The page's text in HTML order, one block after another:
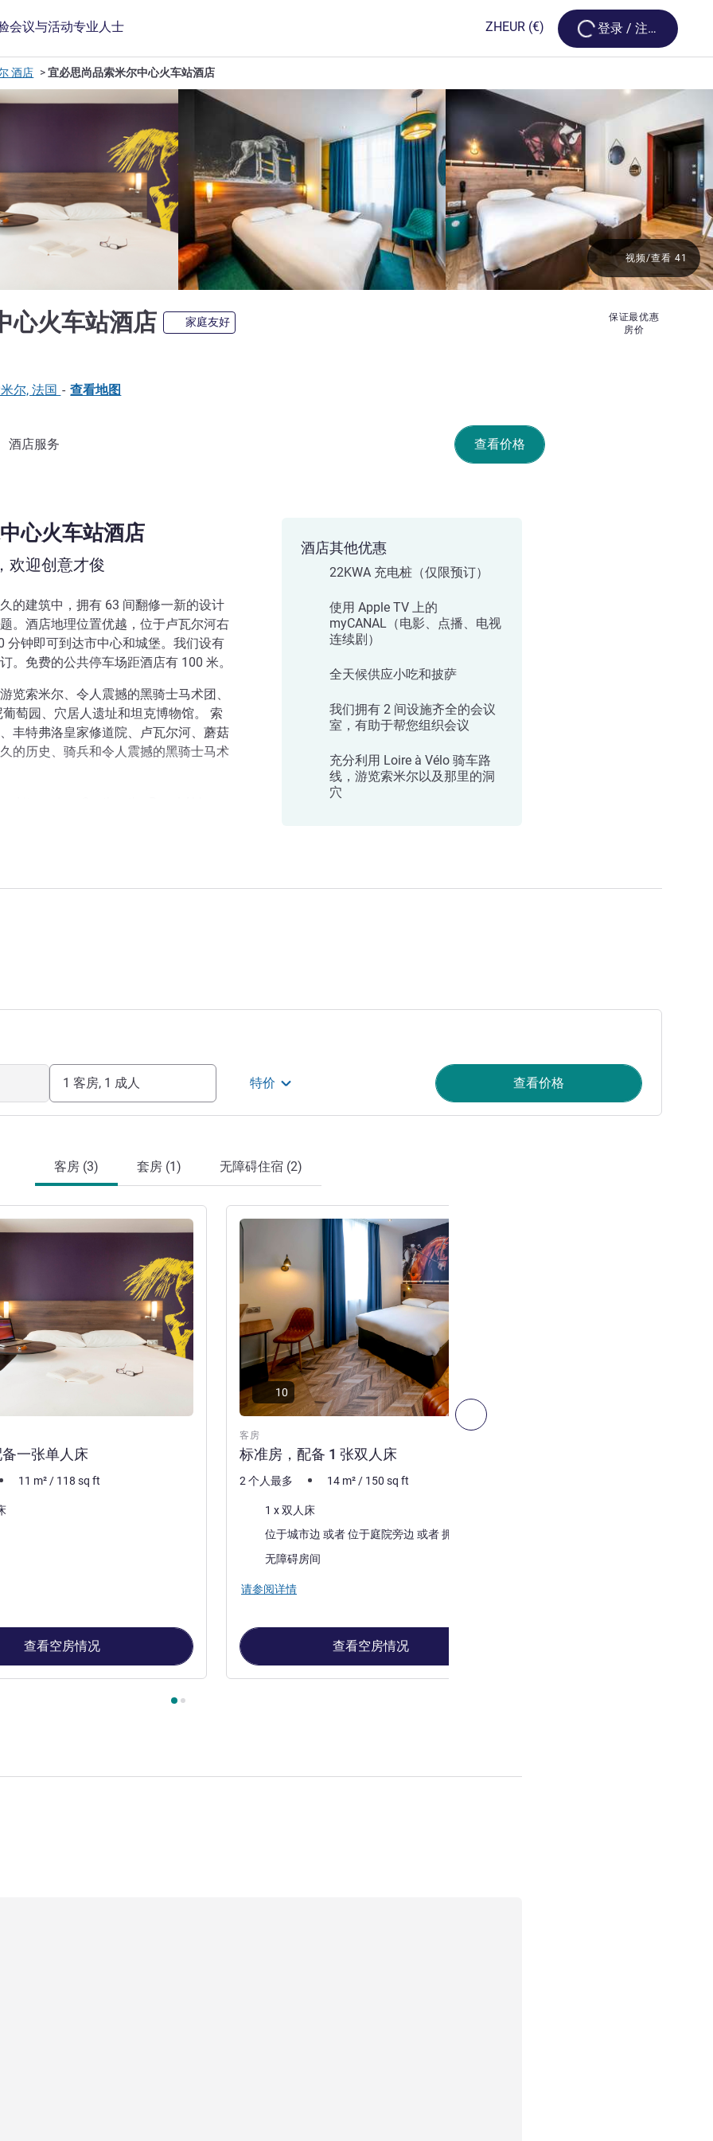
会议与活动专业人士 ZHEUR (€) Loading...
登录 / 注册
酒店 宜必思尚品索米尔中心火车站酒店
心火车站酒店 家庭友好
保证最优惠
房价
视频/查看 41
尔, 法国 - 查看地图
查看价格
酒店服务
心火车站酒店
欢迎创意才俊
的建筑中，拥有 63 间翻修一新的设计
。酒店地理位置优越，位于卢瓦尔河右
分钟即可到达市中心和城堡。我们设有
。免费的公共停车场距酒店有 100 米。
览索米尔、令人震撼的黑骑士马术团、
萄园、穴居人遗址和坦克博物馆。 索
丰特弗洛皇家修道院、卢瓦尔河、蘑菇
的历史、骑兵和令人震撼的黑骑士马术
酒店其他优惠
22KWA 充电桩（仅限预订）
使用 Apple TV 上的
myCANAL（电影、点播、电视
连续剧）
全天候供应小吃和披萨
我们拥有 2 间设施齐全的会议
室，有助于帮您组织会议
充分利用 Loire à Vélo 骑车路
线，游览索米尔以及那里的洞
穴
1 客房, 1 成人 特价 查看价格
客房 (3) 套房 (1) 无障碍住宿 (2)
下一个 - 客房
一张单人床
11 m² / 118 sq ft
查看空房情况
客房
标准房，配备 1 张双人床
请参阅详情
10
2 个人最多 14 m² / 150 sq ft
床上用品1 x 双人床
位于城市边 或者 位于庭院旁边 或者 拥有庭院
无障碍房间
请参阅详情
查看空房情况